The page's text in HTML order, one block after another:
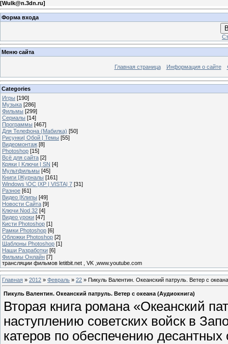
[Wulk@n.3dn.ru]
Форма входа
Меню сайта
Главная страница Информация о сайте
Categories
Игры [190]
Музыка [286]
Фильмы [299]
Сериалы [14]
Программы [467]
Для Телефона (Мабилка) [50]
Рисунки| Обой | Темы [55]
Видеомонтаж [8]
Photoshop [15]
Всё для сайта [2]
Кряки | Kлючи | SN [4]
Мультфильмы [45]
Книги |Журналы [161]
Windows \OC |XP | VISTA| 7 [31]
Разное [61]
Видео |Клипы [49]
Новости Сайта [9]
Ключи Nod 32 [4]
Видео уроки [47]
Кисти Photoshop [1]
Рамки Photoshop [6]
Обложки Photoshop [2]
Шаблоны Photoshop [1]
Наши Разработки [6]
Фильмы Онлайн [7]
трансляции фильмов letitbit.net , VK ,www.youtube.com
Главная » 2012 » Февраль » 22 » Пикуль Валентин. Океанский патруль. Ветер с
Пикуль Валентин. Океанский патруль. Ветер с океана (Аудиокнига)
Вторая книга романа «Океанский
наступлению советских войск в
катеров по обеспечению десантных